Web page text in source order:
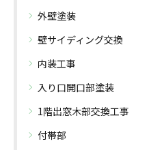
外壁塗装
壁サイディング交換
内装工事
入り口開口部塗装
1階出窓木部交換工事
付帯部